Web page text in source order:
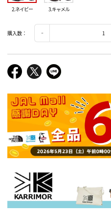
2.ネイビー 3.キャメル
購入数：